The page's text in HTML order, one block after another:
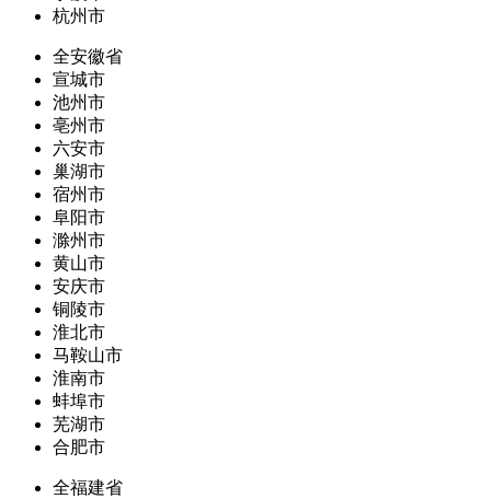
杭州市
全安徽省
宣城市
池州市
亳州市
六安市
巢湖市
宿州市
阜阳市
滁州市
黄山市
安庆市
铜陵市
淮北市
马鞍山市
淮南市
蚌埠市
芜湖市
合肥市
全福建省